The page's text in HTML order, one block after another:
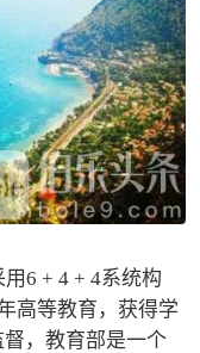
6 + 4 + 4系统构
高等教育，获得学
，教育部是一个